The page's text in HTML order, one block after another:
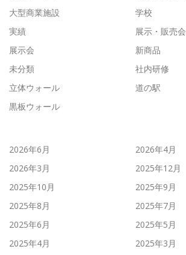
大型商業施設
学校
実績
展示・販売会
展示会
新商品
未分類
社内研修
立体ウォール
道の駅
黒板ウォール
2026年6月
2026年4月
2026年3月
2025年12月
2025年10月
2025年9月
2025年8月
2025年7月
2025年6月
2025年5月
2025年4月
2025年3月